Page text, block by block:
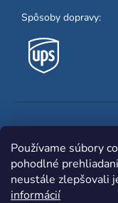
Používame súbory
pohodlné
neustále zlepšovali
informácií
Spôsoby dopravy: